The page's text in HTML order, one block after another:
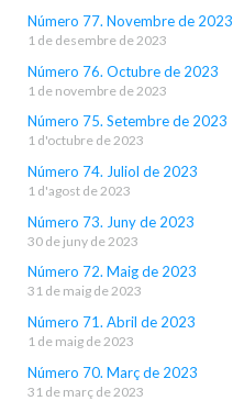
Número 77. Novembre de 2023
1 de desembre de 2023
Número 76. Octubre de 2023
1 de novembre de 2023
Número 75. Setembre de 2023
1 d'octubre de 2023
Número 74. Juliol de 2023
1 d'agost de 2023
Número 73. Juny de 2023
30 de juny de 2023
Número 72. Maig de 2023
31 de maig de 2023
Número 71. Abril de 2023
1 de maig de 2023
Número 70. Març de 2023
31 de març de 2023